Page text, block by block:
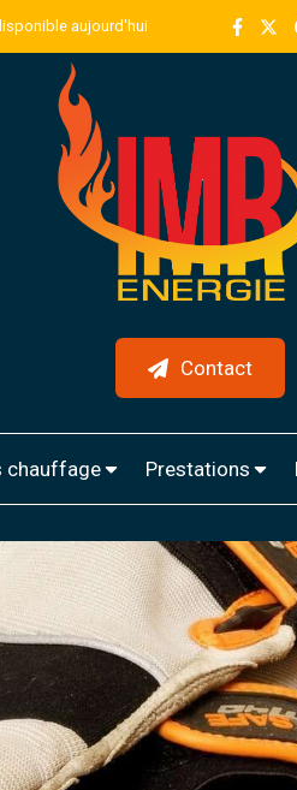
aujourd'hui
Contact
chauffage Prestations